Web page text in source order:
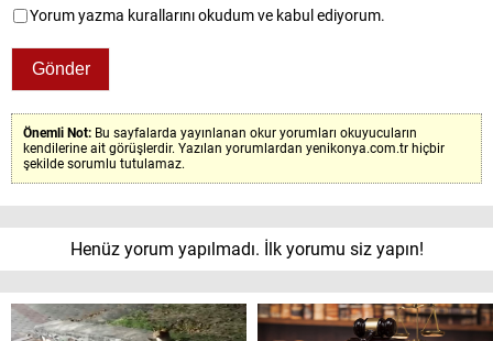
Yorum yazma kurallarını okudum ve kabul ediyorum.
Önemli Not: Bu sayfalarda yayınlanan okur yorumları okuyucuların
kendilerine ait görüşlerdir. Yazılan yorumlardan yenikonya.com.tr hiçbir
şekilde sorumlu tutulamaz.
Henüz yorum yapılmadı. İlk yorumu siz yapın!